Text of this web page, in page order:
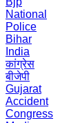
National
Police
Bihar
India
कांग्रेस
बीजेपी
Gujarat
Accident
Congress